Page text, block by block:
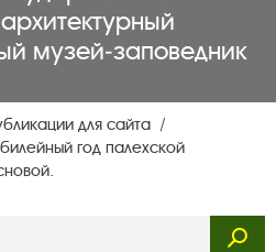
музей‑заповедник
для сайта
год палехской